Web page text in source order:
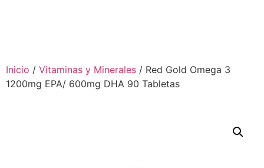
Inicio / Vitaminas y Minerales / Red Gold Omega 3
1200mg EPA/ 600mg DHA 90 Tabletas